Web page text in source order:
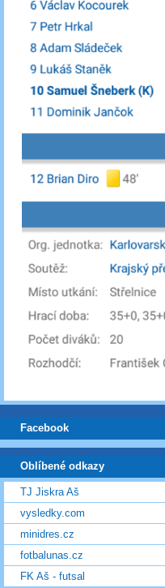
Facebook
Oblíbené odkazy
TJ Jiskra Aš
vysledky.com
minidres.cz
fotbalunas.cz
FK Aš - futsal